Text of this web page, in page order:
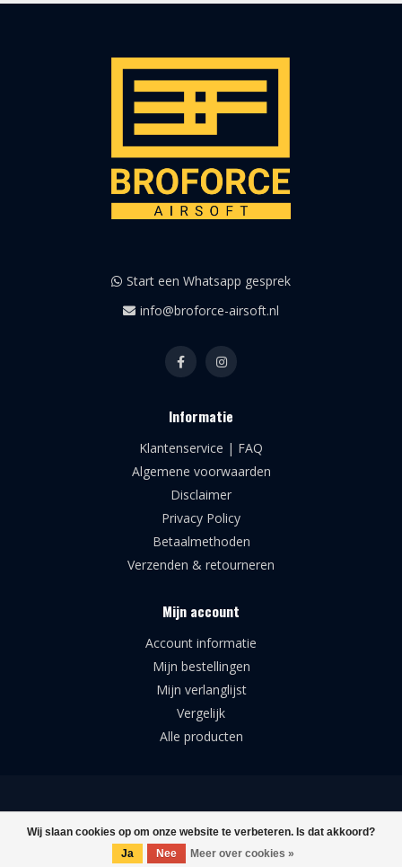
Wij slaan cookies op om onze website te verbeteren. Is dat akkoord?
Ja
Nee Meer over cookies »
Start een Whatsapp gesprek
info@broforce-airsoft.nl
Informatie
Klantenservice | FAQ
Algemene voorwaarden
Disclaimer
Privacy Policy
Betaalmethoden
Verzenden & retourneren
Mijn account
Account informatie
Mijn bestellingen
Mijn verlanglijst
Vergelijk
Alle producten
© Copyright 2026 Broforce Airsoft Supplies